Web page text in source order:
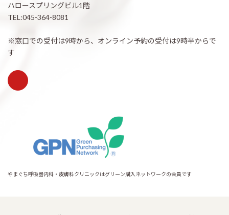
ハロースプリングビル1階
TEL:045-364-8081
※窓口での受付は9時から、オンライン予約の受付は9時半からで
す
やまぐち呼吸器内科・皮膚科クリニックはグリーン購入ネットワークの会員です